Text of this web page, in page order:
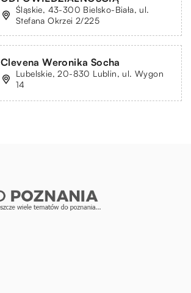
Śląskie, 43-300 Bielsko-Biała, ul.
Stefana Okrzei 2/225
Clevena Weronika Socha
Lubelskie, 20-830 Lublin, ul. Wygon
14